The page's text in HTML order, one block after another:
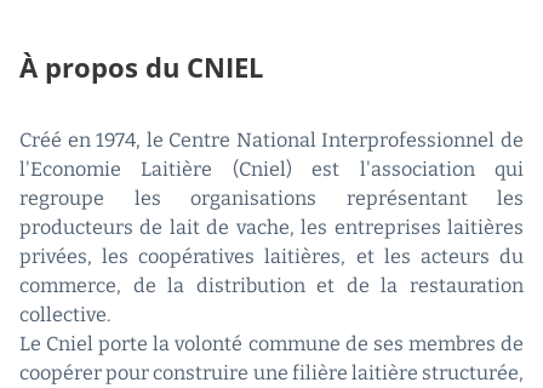
À propos du CNIEL
Créé en 1974, le Centre National Interprofessionnel de
l'Economie Laitière (Cniel) est l'association qui
regroupe les organisations représentant les
producteurs de lait de vache, les entreprises laitières
privées, les coopératives laitières, et les acteurs du
commerce, de la distribution et de la restauration
collective.
Le Cniel porte la volonté commune de ses membres de
coopérer pour construire une filière laitière structurée,